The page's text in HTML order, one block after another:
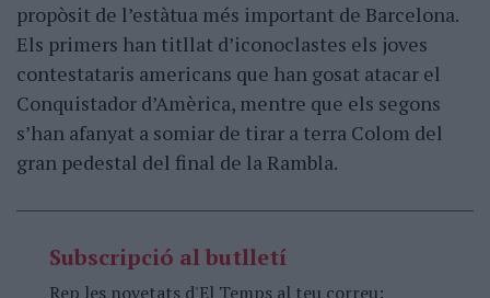
propòsit de l’estàtua més important de Barcelona.
Els primers han titllat d’iconoclastes els joves
contestataris americans que han gosat atacar el
Conquistador d’Amèrica, mentre que els segons
s’han afanyat a somiar de tirar a terra Colom del
gran pedestal del final de la Rambla.
Subscripció al butlletí
Rep les novetats d'El Temps al teu correu: